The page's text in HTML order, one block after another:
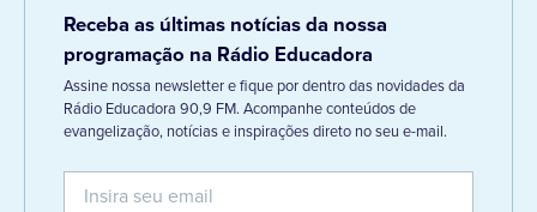
Receba as últimas notícias da nossa
programação na Rádio Educadora
Assine nossa newsletter e fique por dentro das novidades da
Rádio Educadora 90,9 FM. Acompanhe conteúdos de
evangelização, notícias e inspirações direto no seu e-mail.